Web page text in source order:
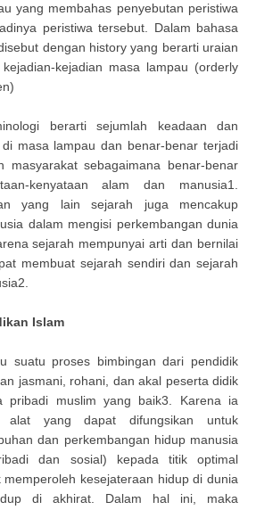
yang membahas penyebutan peristiwa
peristiwa tersebut. Dalam bahasa
dengan history yang berarti uraian
kejadian masa lampau (orderly
berarti sejumlah keadaan dan
masa lampau dan benar-benar terjadi
masyarakat sebagaimana benar-benar
kenyataan alam dan manusia1.
yang lain sejarah juga mencakup
dalam mengisi perkembangan dunia
sejarah mempunyai arti dan bernilai
membuat sejarah sendiri dan sejarah
Islam
suatu proses bimbingan dari pendidik
jasmani, rohani, dan akal peserta didik
pribadi muslim yang baik3. Karena ia
alat yang dapat difungsikan untuk
dan perkembangan hidup manusia
dan sosial) kepada titik optimal
kesejateraan hidup di dunia
di akhirat. Dalam hal ini, maka